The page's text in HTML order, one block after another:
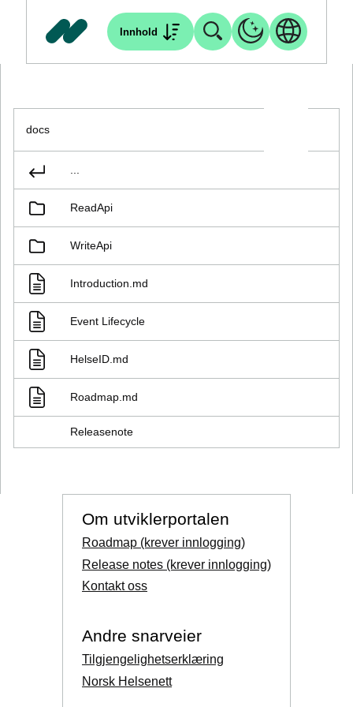
Innhold
docs
ReadApi
WriteApi
Introduction.md
Event Lifecycle
HelseID.md
Roadmap.md
Releasenote
Om utviklerportalen
Roadmap (krever innlogging)
Release notes (krever innlogging)
Kontakt oss
Andre snarveier
Tilgjengelighetserklæring
Norsk Helsenett